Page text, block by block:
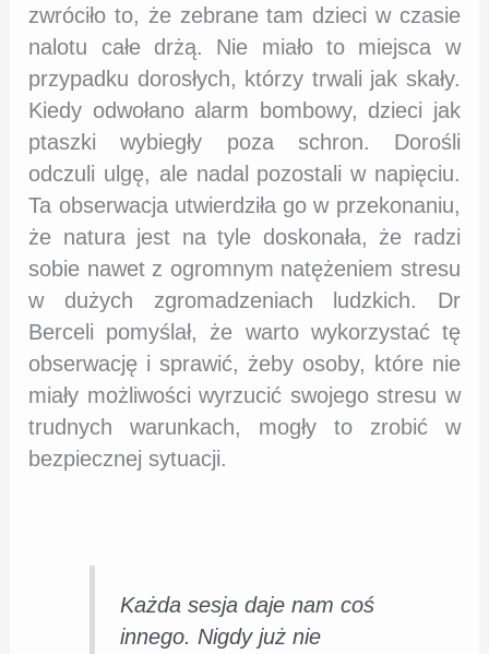
zwróciło to, że zebrane tam dzieci w czasie
nalotu całe drżą. Nie miało to miejsca w
przypadku dorosłych, którzy trwali jak skały.
Kiedy odwołano alarm bombowy, dzieci jak
ptaszki wybiegły poza schron. Dorośli
odczuli ulgę, ale nadal pozostali w napięciu.
Ta obserwacja utwierdziła go w przekonaniu,
że natura jest na tyle doskonała, że radzi
sobie nawet z ogromnym natężeniem stresu
w dużych zgromadzeniach ludzkich. Dr
Berceli pomyślał, że warto wykorzystać tę
obserwację i sprawić, żeby osoby, które nie
miały możliwości wyrzucić swojego stresu w
trudnych warunkach, mogły to zrobić w
bezpiecznej sytuacji.
Każda sesja daje nam coś
innego. Nigdy już nie